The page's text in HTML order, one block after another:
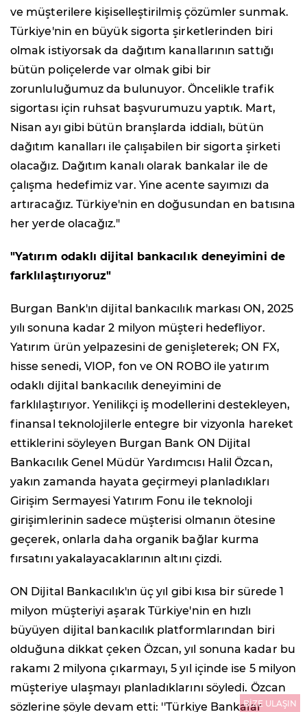
ve müşterilere kişiselleştirilmiş çözümler sunmak.
Türkiye'nin en büyük sigorta şirketlerinden biri
olmak istiyorsak da dağıtım kanallarının sattığı
bütün poliçelerde var olmak gibi bir
zorunluluğumuz da bulunuyor. Öncelikle trafik
sigortası için ruhsat başvurumuzu yaptık. Mart,
Nisan ayı gibi bütün branşlarda iddialı, bütün
dağıtım kanalları ile çalışabilen bir sigorta şirketi
olacağız. Dağıtım kanalı olarak bankalar ile de
çalışma hedefimiz var. Yine acente sayımızı da
artıracağız. Türkiye'nin en doğusundan en batısına
her yerde olacağız."
"Yatırım odaklı dijital bankacılık deneyimini de
farklılaştırıyoruz"
Burgan Bank'ın dijital bankacılık markası ON, 2025
yılı sonuna kadar 2 milyon müşteri hedefliyor.
Yatırım ürün yelpazesini de genişleterek; ON FX,
hisse senedi, VIOP, fon ve ON ROBO ile yatırım
odaklı dijital bankacılık deneyimini de
farklılaştırıyor. Yenilikçi iş modellerini destekleyen,
finansal teknolojilerle entegre bir vizyonla hareket
ettiklerini söyleyen Burgan Bank ON Dijital
Bankacılık Genel Müdür Yardımcısı Halil Özcan,
yakın zamanda hayata geçirmeyi planladıkları
Girişim Sermayesi Yatırım Fonu ile teknoloji
girişimlerinin sadece müşterisi olmanın ötesine
geçerek, onlarla daha organik bağlar kurma
fırsatını yakalayacaklarının altını çizdi.
ON Dijital Bankacılık'ın üç yıl gibi kısa bir sürede 1
milyon müşteriyi aşarak Türkiye'nin en hızlı
büyüyen dijital bankacılık platformlarından biri
olduğuna dikkat çeken Özcan, yıl sonuna kadar bu
rakamı 2 milyona çıkarmayı, 5 yıl içinde ise 5 milyon
müşteriye ulaşmayı planladıklarını söyledi. Özcan
sözlerine şöyle devam etti: ''Türkiye BankalarBİZE ULAŞIN